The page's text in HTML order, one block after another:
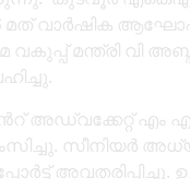
മത് വാർഷിക
മന്ത്രി വി
അഡ്വക്കേറ്റ് എം
സീനിയർ
അവതരിപ്പിച്ചു.